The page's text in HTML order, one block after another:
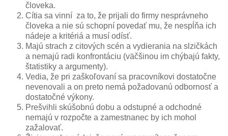
človeka.
Cítia sa vinní za to, že prijali do firmy nesprávneho
človeka a nie sú schopní povedať mu, že nespĺňa ich
nádeje a kritériá a musí odísť.
Majú strach z citových scén a vydierania na slzičkách
a nemajú radi konfrontáciu (väčšinou im chýbajú fakty,
štatistiky a argumenty).
Vedia, že pri zaškoľovaní sa pracovníkovi dostatočne
nevenovali a on preto nemá požadovanú odbornosť a
dostatočné výkony.
Prešvihli skúšobnú dobu a odstupné a odchodné
nemajú v rozpočte a zamestnanec by ich mohol
zažalovať.